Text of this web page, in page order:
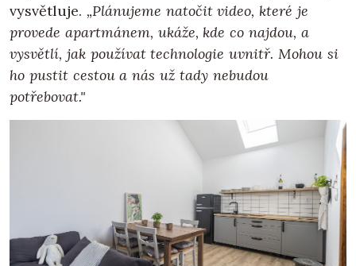
vysvětluje. „Plánujeme natočit video, které je
provede apartmánem, ukáže, kde co najdou, a
vysvětlí, jak používat technologie uvnitř. Mohou si
ho pustit cestou a nás už tady nebudou
potřebovat."